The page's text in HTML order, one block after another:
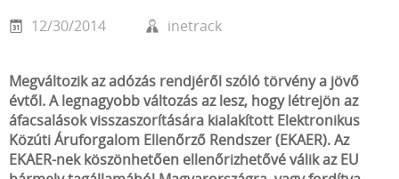
12/30/2014 inetrack
Megváltozik az adózás rendjéről szóló törvény a jövő
évtől. A legnagyobb változás az lesz, hogy létrejön az
áfacsalások visszaszorítására kialakított Elektronikus
Közúti Áruforgalom Ellenőrző Rendszer (EKAER). Az
EKAER-nek köszönhetően ellenőrizhetővé válik az EU